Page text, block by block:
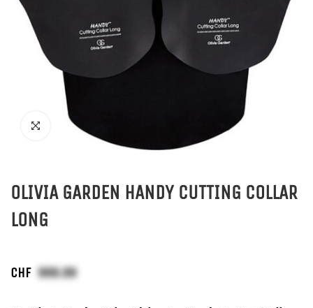
OLIVIA GARDEN HANDY CUTTING COLLAR
LONG
CHF